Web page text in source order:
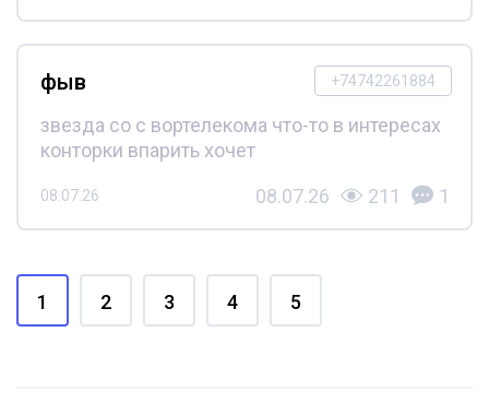
+74742261884
фыв
звезда со с вортелекома что-то в интересах
конторки впарить хочет
08.07.26 08.07.26 211 1
1 2 3 4 5